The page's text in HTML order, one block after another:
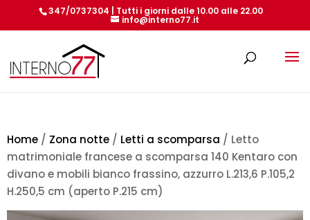
347/0737304 | Tutti i giorni dalle 10.00 alle 22.00
info@interno77.it
Home / Zona notte / Letti a scomparsa / Letto
matrimoniale francese a scomparsa 140 Kentaro con
divano e mobili bianco frassino, azzurro L.213,6 P.105,2
H.250,5 cm (aperto P.215 cm)